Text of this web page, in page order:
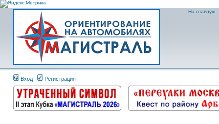
На главную
Вход Регистрация